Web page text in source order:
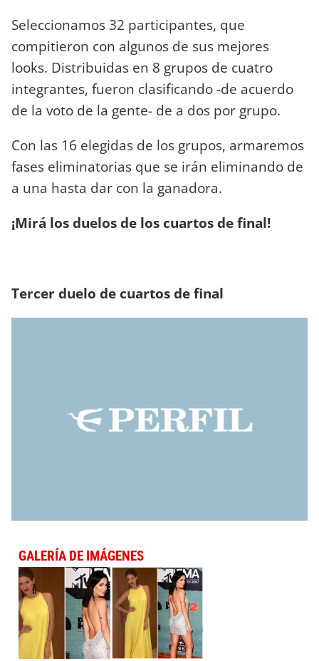
Seleccionamos 32 participantes, que
compitieron con algunos de sus mejores
looks. Distribuidas en 8 grupos de cuatro
integrantes, fueron clasificando -de acuerdo
de la voto de la gente- de a dos por grupo.
Con las 16 elegidas de los grupos, armaremos
fases eliminatorias que se irán eliminando de
a una hasta dar con la ganadora.
¡Mirá los duelos de los cuartos de final!
Tercer duelo de cuartos de final
GALERÍA DE IMÁGENES